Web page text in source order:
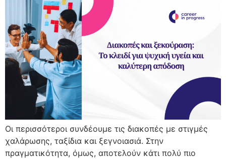
Οι περισσότεροι συνδέουμε τις διακοπές με στιγμές
χαλάρωσης, ταξίδια και ξεγνοιασιά. Στην
πραγματικότητα, όμως, αποτελούν κάτι πολύ πιο